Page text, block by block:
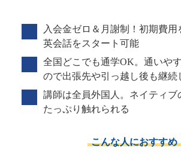
入会金ゼロ＆月謝制！初期費用
英会話をスタート可能
全国どこでも通学OK。通いや
ので出張先や引っ越し後も継続
講師は全員外国人。ネイティブ
たっぷり触れられる
こんな人におすすめ